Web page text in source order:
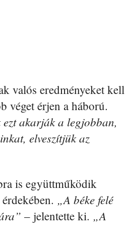
valós eredményeket kell
véget érjen a háború.
ezt akarják a legjobban,
elveszítjük az
is együttműködik
„A béke felé
– jelentette ki. „A